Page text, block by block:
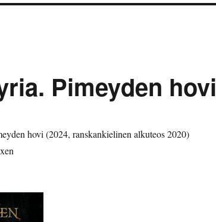
Pimeyden hovi
hovi (2024, ranskankielinen alkuteos 2020)